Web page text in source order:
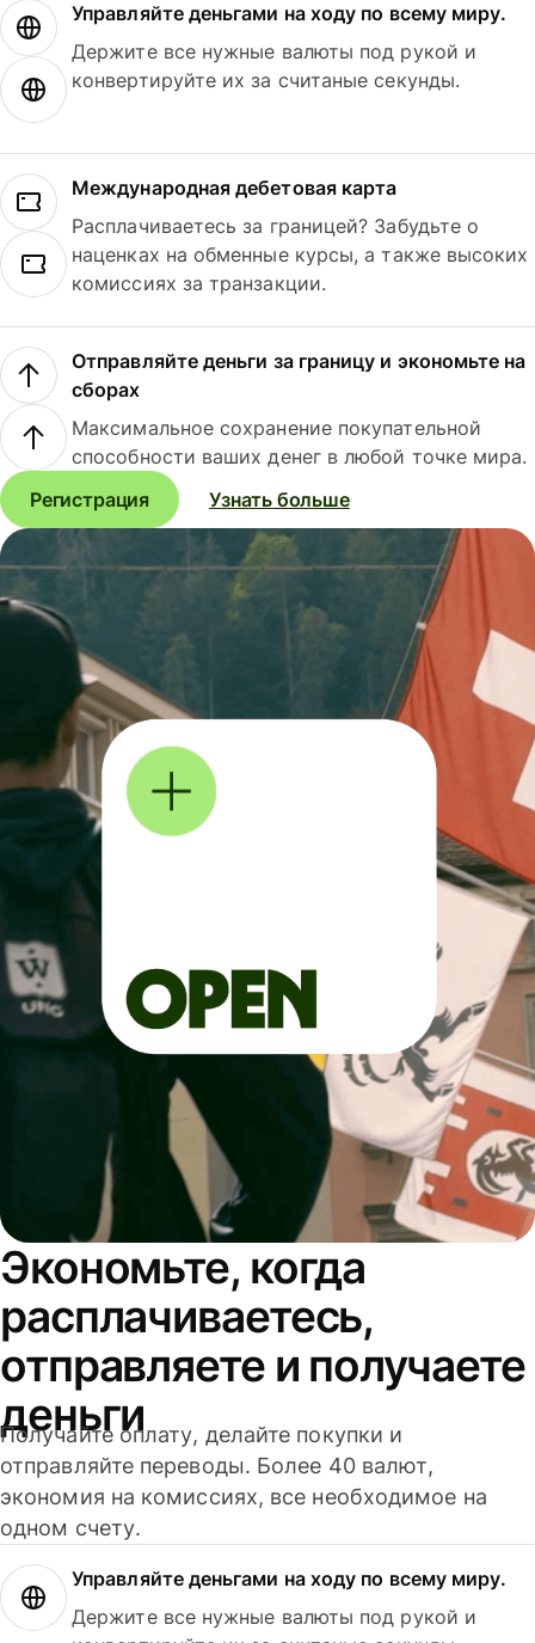
Управляйте деньгами на ходу по всему миру.
Держите все нужные валюты под рукой и
конвертируйте их за считаные секунды.
Международная дебетовая карта
Расплачиваетесь за границей? Забудьте о
наценках на обменные курсы, а также высоких
комиссиях за транзакции.
Отправляйте деньги за границу и экономьте на
сборах
Максимальное сохранение покупательной
способности ваших денег в любой точке мира.
Регистрация
Узнать больше
Экономьте, когда
расплачиваетесь,
отправляете и получаете
деньги
Получайте оплату, делайте покупки и
отправляйте переводы. Более 40 валют,
экономия на комиссиях, все необходимое на
одном счету.
Управляйте деньгами на ходу по всему миру.
Держите все нужные валюты под рукой и